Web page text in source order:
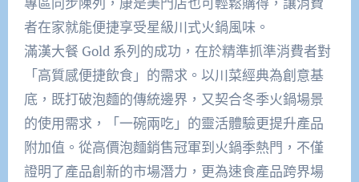
者在家就能便捷享受星級川式火鍋風味。​
滿漢大餐 Gold 系列的成功，在於精準抓準消費者對
「高質感便捷飲食」的需求。以川菜經典為創意基
底，既打破泡麵的傳統邊界，又契合冬季火鍋場景
的使用需求，「一碗兩吃」的靈活體驗更提升產品
附加值。從高價泡麵銷售冠軍到火鍋季熱門，不僅
證明了產品創新的市場潛力，更為速食產品跨界場